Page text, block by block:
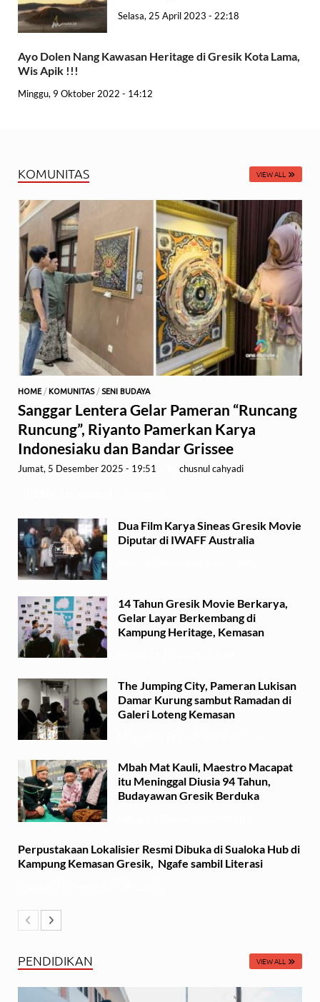
Selasa, 25 April 2023 - 22:18
Ayo Dolen Nang Kawasan Heritage di Gresik Kota Lama,
Wis Apik !!!
Minggu, 9 Oktober 2022 - 14:12
KOMUNITAS VIEW ALL
HOME / KOMUNITAS/ SENI BUDAYA
Sanggar Lentera Gelar Pameran “Runcang
Runcung”, Riyanto Pamerkan Karya
Indonesiaku dan Bandar Grissee
Jumat, 5 Desember 2025 - 19:51 chusnul cahyadi
Dua Film Karya Sineas Gresik Movie
Diputar di IWAFF Australia
14 Tahun Gresik Movie Berkarya,
Gelar Layar Berkembang di
Kampung Heritage, Kemasan
The Jumping City, Pameran Lukisan
Damar Kurung sambut Ramadan di
Galeri Loteng Kemasan
Mbah Mat Kauli, Maestro Macapat
itu Meninggal Diusia 94 Tahun,
Budayawan Gresik Berduka
Perpustakaan Lokalisier Resmi Dibuka di Sualoka Hub di
Kampung Kemasan Gresik, Ngafe sambil Literasi
PENDIDIKAN VIEW ALL